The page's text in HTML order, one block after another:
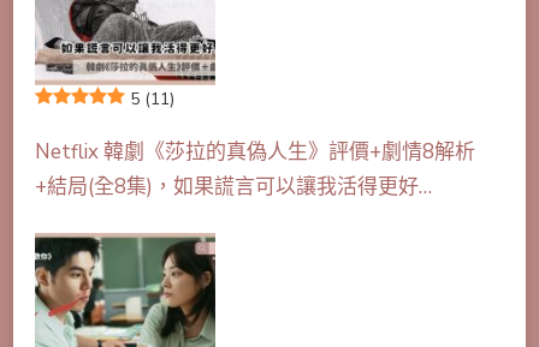
5 (11)
Netflix 韓劇《莎拉的真偽人生》評價+劇情8解析
+結局(全8集)，如果謊言可以讓我活得更好…